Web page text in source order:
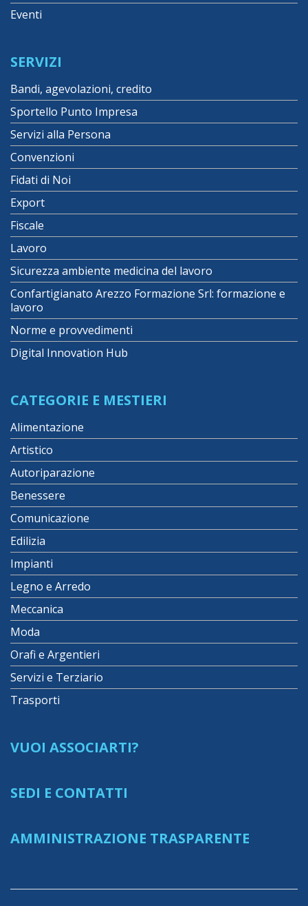
Eventi
SERVIZI
Bandi, agevolazioni, credito
Sportello Punto Impresa
Servizi alla Persona
Convenzioni
Fidati di Noi
Export
Fiscale
Lavoro
Sicurezza ambiente medicina del lavoro
Confartigianato Arezzo Formazione Srl: formazione e
lavoro
Norme e provvedimenti
Digital Innovation Hub
CATEGORIE E MESTIERI
Alimentazione
Artistico
Autoriparazione
Benessere
Comunicazione
Edilizia
Impianti
Legno e Arredo
Meccanica
Moda
Orafi e Argentieri
Servizi e Terziario
Trasporti
VUOI ASSOCIARTI?
SEDI E CONTATTI
AMMINISTRAZIONE TRASPARENTE